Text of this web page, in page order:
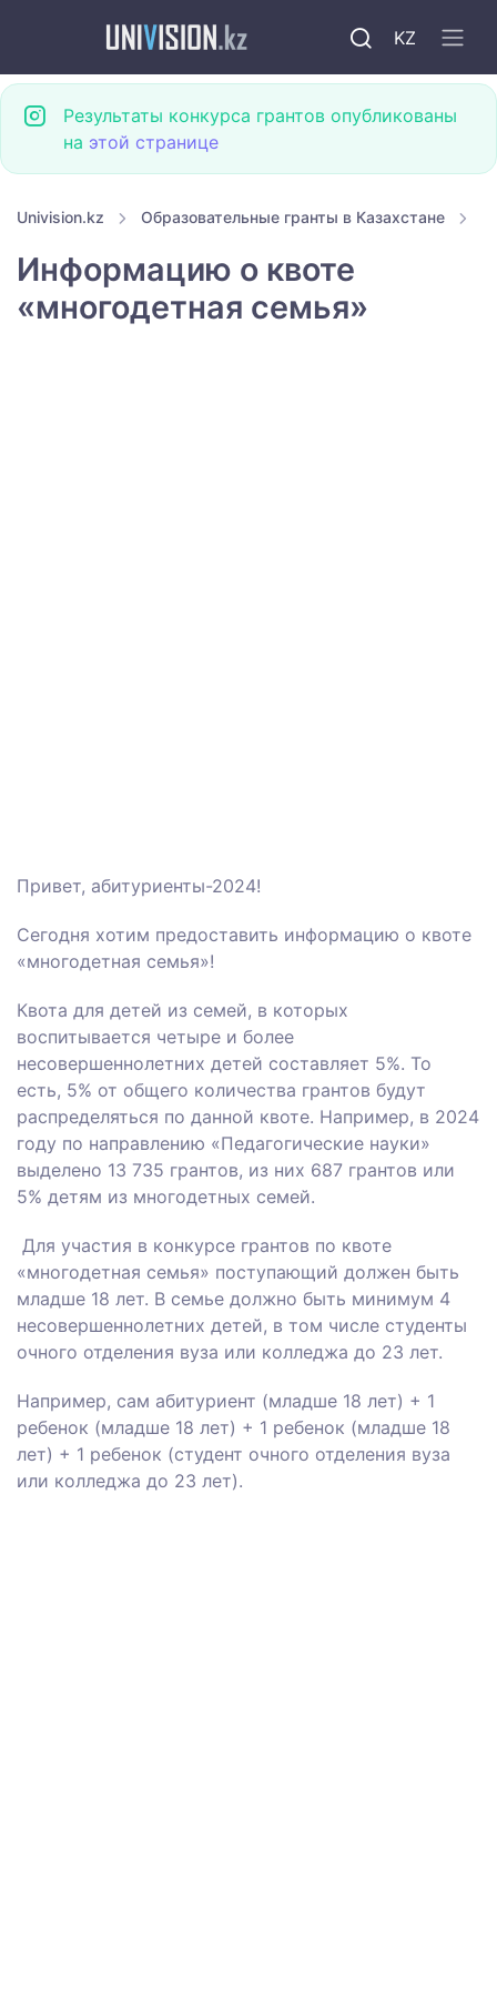
KZ
Результаты конкурса грантов опубликованы
на этой странице
Univision.kz Образовательные гранты в Казахстане
Информацию о квоте
«многодетная семья»
Привет, абитуриенты-2024!
Сегодня хотим предоставить информацию о квоте
«многодетная семья»!
Квота для детей из семей, в которых
воспитывается четыре и более
несовершеннолетних детей составляет 5%. То
есть, 5% от общего количества грантов будут
распределяться по данной квоте. Например, в 2024
году по направлению «Педагогические науки»
выделено 13 735 грантов, из них 687 грантов или
5% детям из многодетных семей.
Для участия в конкурсе грантов по квоте
«многодетная семья» поступающий должен быть
младше 18 лет. В семье должно быть минимум 4
несовершеннолетних детей, в том числе студенты
очного отделения вуза или колледжа до 23 лет.
Например, сам абитуриент (младше 18 лет) + 1
ребенок (младше 18 лет) + 1 ребенок (младше 18
лет) + 1 ребенок (студент очного отделения вуза
или колледжа до 23 лет).